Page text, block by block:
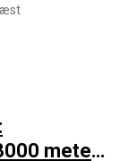
meters